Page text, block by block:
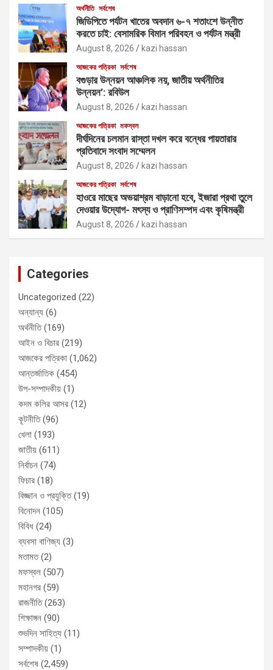
অর্থনীতি সর্বশেষ
জিডিপিতে পর্যটন খাতের অবদান ৬-৭ শতাংশে উন্নীত
করতে চাই: বেসামরিক বিমান পরিবহন ও পর্যটন মন্ত্রী
August 8, 2026 kazi hassan
আজকের পত্রিকা সর্বশেষ
বগুড়ার উন্নয়ন আঞ্চলিক নয়, জাতীয় অর্থনীতির
উন্নয়ন’: রবিউল
August 8, 2026 kazi hassan
আজকের পত্রিকা মফস্বল
দীর্ঘদিনের চলমান রাস্তা দখল করে বন্ধের পায়তারার
প্রতিবাদে সংবাদ সম্মেলন
August 8, 2026 kazi hassan
আজকের পত্রিকা সর্বশেষ
হাওরে মাছের অভয়াশ্রম বাড়ানো হবে, ইজারা প্রথা তুলে
দেওয়ার উদ্যোগ- মৎস্য ও প্রাণিসম্পদ এবং কৃষিমন্ত্রী
August 8, 2026 kazi hassan
Categories
Uncategorized (22)
অন্যান্য (6)
অর্থনীতি(169)
আইন ও বিচার (219)
আজকের পত্রিকা (1,062)
আন্তর্জাতিক (454)
উপ-সম্পাদকীয় (1)
কদম কলির আসর (12)
কূটনীতি(96)
খেলা (193)
জাতীয় (611)
নির্বাচন (74)
ফিচার (18)
বিজ্জান ও প্রযুক্তি(19)
বিনোদন (105)
বিবিধ (24)
ব্যবসা বাণিজ্য (3)
মতামত(2)
মফস্বল (507)
মহানগর (59)
রাজনীতি(263)
শিক্ষাঙ্গন (90)
শুভদিন সাহিত্য (11)
সম্পাদকীয় (1)
সর্বশেষ (2,459)